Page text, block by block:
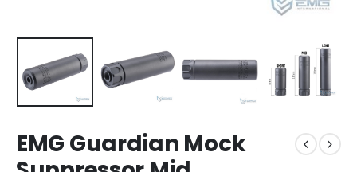
EMG Guardian Mock